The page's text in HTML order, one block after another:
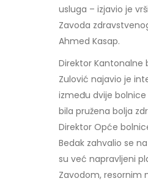
usluga – izjavio je
Zavoda
Ahmed Kasap.
Direktor Kantonalne
Zulović najavio je
između dvije
bila pružena bolja
Direktor Opće
Bedak zahvalio se
su već napravljeni
Zavodom, resornim